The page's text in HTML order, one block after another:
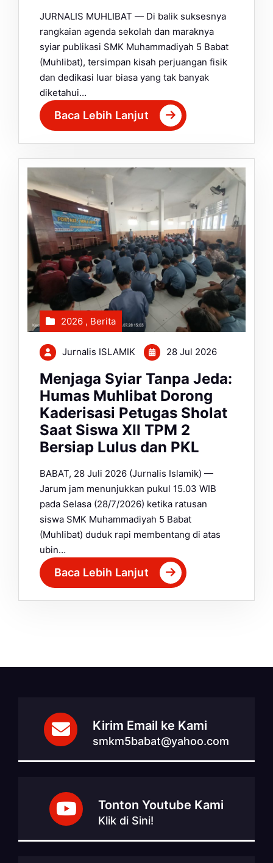
JURNALIS MUHLIBAT — Di balik suksesnya
rangkaian agenda sekolah dan maraknya
syiar publikasi SMK Muhammadiyah 5 Babat
(Muhlibat), tersimpan kisah perjuangan fisik
dan dedikasi luar biasa yang tak banyak
diketahui…
Baca Lebih Lanjut
2026 , Berita
Jurnalis ISLAMIK 28 Jul 2026
Menjaga Syiar Tanpa Jeda:
Humas Muhlibat Dorong
Kaderisasi Petugas Sholat
Saat Siswa XII TPM 2
Bersiap Lulus dan PKL
BABAT, 28 Juli 2026 (Jurnalis Islamik) —
Jarum jam menunjukkan pukul 15.03 WIB
pada Selasa (28/7/2026) ketika ratusan
siswa SMK Muhammadiyah 5 Babat
(Muhlibat) duduk rapi membentang di atas
ubin…
Baca Lebih Lanjut
Kirim Email ke Kami
smkm5babat@yahoo.com
Tonton Youtube Kami
Klik di Sini!